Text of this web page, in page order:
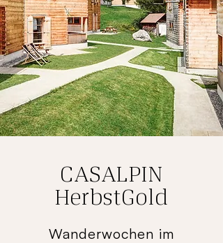
CASALPIN
HerbstGold
Wanderwochen im